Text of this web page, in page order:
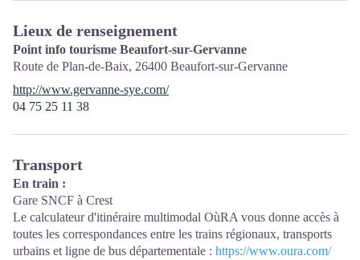
Lieux de renseignement
Point info tourisme Beaufort-sur-Gervanne
Route de Plan-de-Baix, 26400 Beaufort-sur-Gervanne
http://www.gervanne-sye.com/
04 75 25 11 38
Transport
En train :
Gare SNCF à Crest
Le calculateur d'itinéraire multimodal OùRA vous donne accès à
toutes les correspondances entre les trains régionaux, transports
urbains et ligne de bus départementale : https://www.oura.com/